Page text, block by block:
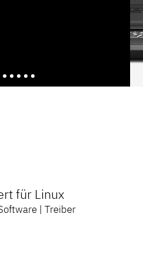
für Linux
| Treiber